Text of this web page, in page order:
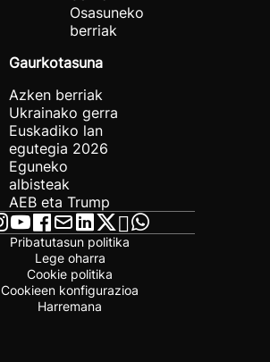
Osasuneko
berriak
Gaurkotasuna
Azken berriak
Ukrainako gerra
Euskadiko lan
egutegia 2026
Eguneko
albisteak
AEB eta Trump
Pribatutasun politika
Lege oharra
Cookie politika
Cookieen konfigurazioa
Harremana